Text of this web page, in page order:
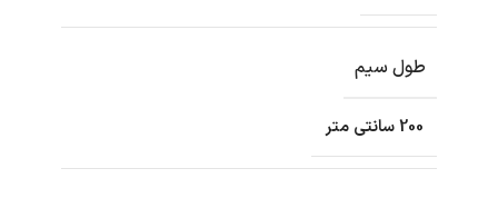
طول سیم
200 سانتی متر